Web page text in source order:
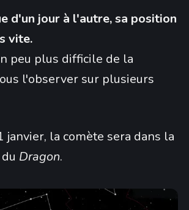
d'un jour à l'autre, sa position
vite.
peu plus difficile de la
l'observer sur plusieurs
la comète sera dans la
Dragon.